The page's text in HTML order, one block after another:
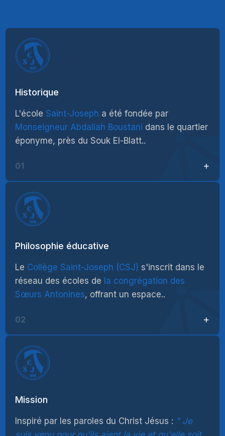
Historique
L'école Saint-Joseph a été fondée par
Monseigneur Abdallah Boustani dans le quartier
éponyme, près du Souk El-Blatt..
01
Philosophie éducative
Le Collège Saint-Joseph (CSJ) s'inscrit dans le
réseau des écoles de la congrégation des
Sœurs Antonines, offrant un espace..
02
Mission
Inspiré par les paroles du Christ Jésus :
Je